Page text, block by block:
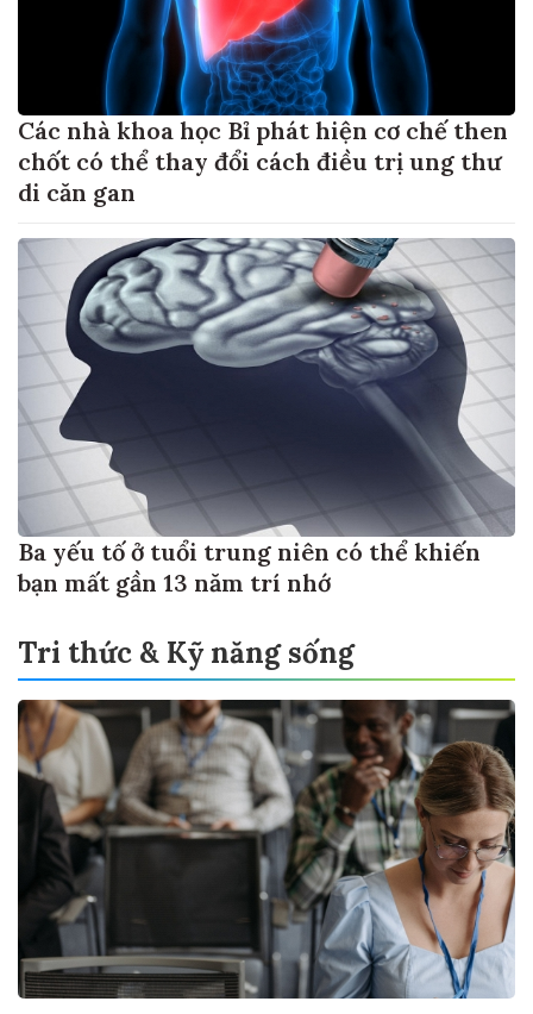
Các nhà khoa học Bỉ phát hiện cơ chế then
chốt có thể thay đổi cách điều trị ung thư
di căn gan
Ba yếu tố ở tuổi trung niên có thể khiến
bạn mất gần 13 năm trí nhớ
Tri thức & Kỹ năng sống